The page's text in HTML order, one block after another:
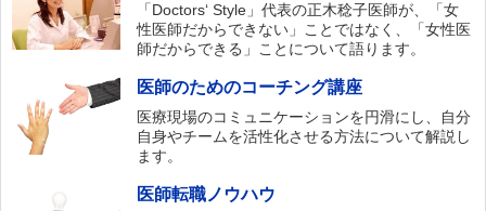
「Doctors‘ Style」代表の正木稔子医師が、「女
性医師だからできない」ことではなく、「女性医
師だからできる」ことについて語ります。
医師のためのコーチング講座
医療現場のコミュニケーションを円滑にし、自分
自身やチームを活性化させる方法について解説し
ます。
医師転職ノウハウ